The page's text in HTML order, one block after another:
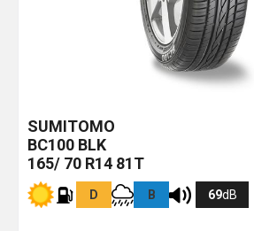
SUMITOMO
BC100 BLK
165/ 70 R14 81T
D B 69dB